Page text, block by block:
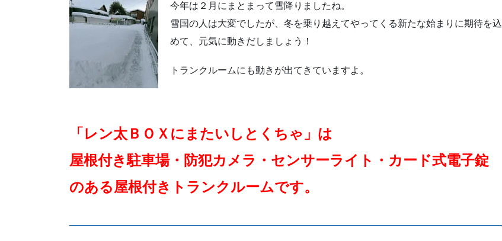
今年は２月にまとまって雪降りましたね。
雪国の人は大変でしたが、冬を乗り越えてやってくる新たな始まりに期待を込
めて、元気に動きだしましょう！
トランクルームにも動きが出てきていますよ。
「レン太ＢＯＸにまたいしとくちゃ」は
屋根付き駐車場・防犯カメラ・センサーライト・カード式電子錠
のある屋根付きトランクルームです。